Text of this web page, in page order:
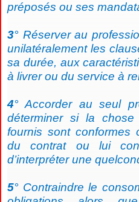
préposés ou ses
3° Réserver au
unilatéralement les
sa durée, aux
à livrer ou du service à
4° Accorder au seul
déterminer si la
fournis sont conformes
du contrat ou lui
d’interpréter une
5° Contraindre le